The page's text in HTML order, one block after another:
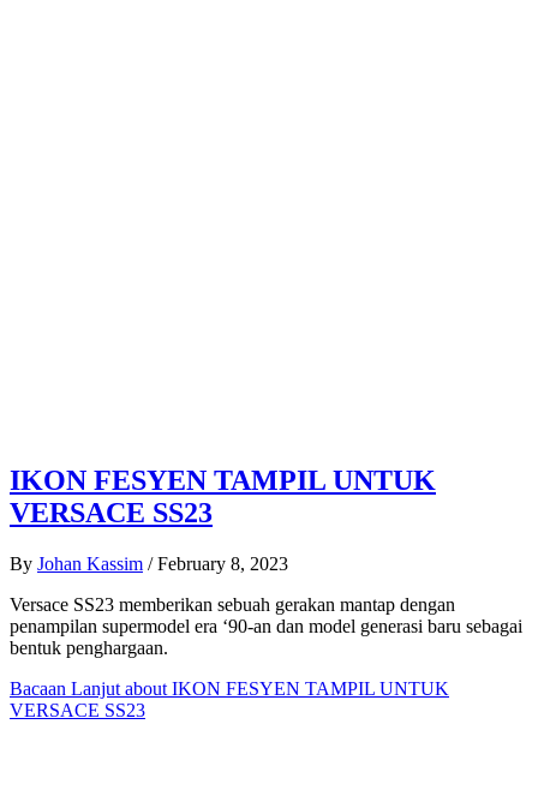
IKON FESYEN TAMPIL UNTUK
VERSACE SS23
By Johan Kassim / February 8, 2023
Versace SS23 memberikan sebuah gerakan mantap dengan
penampilan supermodel era ‘90-an dan model generasi baru sebagai
bentuk penghargaan.
Bacaan Lanjut about IKON FESYEN TAMPIL UNTUK
VERSACE SS23